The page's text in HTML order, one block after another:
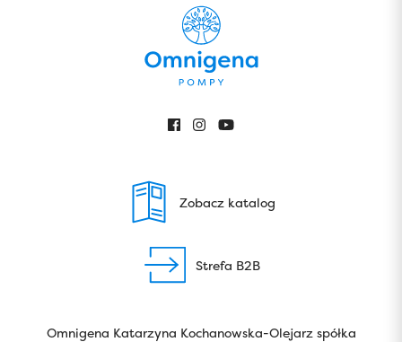
Zobacz katalog
Strefa B2B
Omnigena Katarzyna Kochanowska-Olejarz spółka